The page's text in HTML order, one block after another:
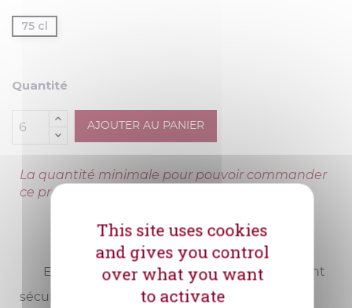
75 cl
Quantité
AJOUTER AU PANIER
La quantité minimale pour pouvoir commander
ce produit est 6.
Envoi
sécurisé
Livraison
rapide
Paiement
This site uses cookies
and gives you control
over what you want
to activate